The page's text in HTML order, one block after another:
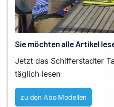
Sie möchten alle Artikel
Jetzt das Schifferstadter
täglich lesen
zu den Abo Modellen